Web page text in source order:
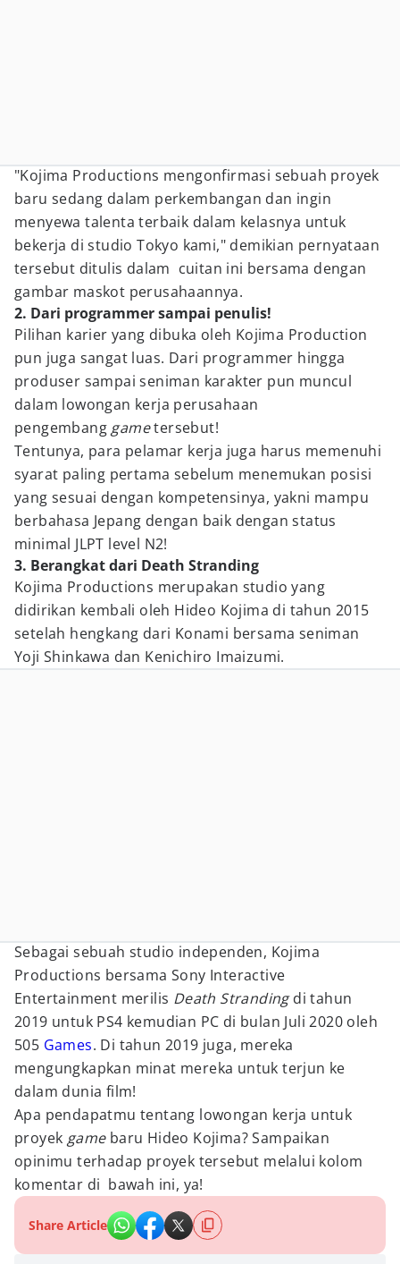
"Kojima Productions mengonfirmasi sebuah proyek
baru sedang dalam perkembangan dan ingin
menyewa talenta terbaik dalam kelasnya untuk
bekerja di studio Tokyo kami," demikian pernyataan
tersebut ditulis dalam cuitan ini bersama dengan
gambar maskot perusahaannya.
2. Dari programmer sampai penulis!
Pilihan karier yang dibuka oleh Kojima Production
pun juga sangat luas. Dari programmer hingga
produser sampai seniman karakter pun muncul
dalam lowongan kerja perusahaan
pengembang gametersebut!
Tentunya, para pelamar kerja juga harus memenuhi
syarat paling pertama sebelum menemukan posisi
yang sesuai dengan kompetensinya, yakni mampu
berbahasa Jepang dengan baik dengan status
minimal JLPT level N2!
3. Berangkat dari Death Stranding
Kojima Productions merupakan studio yang
didirikan kembali oleh Hideo Kojima di tahun 2015
setelah hengkang dari Konami bersama seniman
Yoji Shinkawa dan Kenichiro Imaizumi.
Sebagai sebuah studio independen, Kojima
Productions bersama Sony Interactive
Entertainment merilis Death Strandingdi tahun
2019 untuk PS4 kemudian PC di bulan Juli 2020 oleh
505 Games. Di tahun 2019 juga, mereka
mengungkapkan minat mereka untuk terjun ke
dalam dunia film!
Apa pendapatmu tentang lowongan kerja untuk
proyek game baru Hideo Kojima? Sampaikan
opinimu terhadap proyek tersebut melalui kolom
komentar di bawah ini, ya!
Share Article